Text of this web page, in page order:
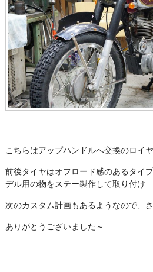
こちらはアップハンドルへ交換のロイ
前後タイヤはオフロード感のあるタイ
デル用の物をステー製作して取り付け
次のカスタム計画もあるようなので、
ありがとうございました～